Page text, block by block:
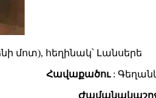
մոտ), հեղինակ՝ Լանսերե
Հավաքածու: